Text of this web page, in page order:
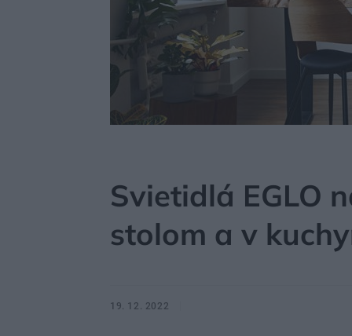
Svietidlá EGLO
stolom a v
19. 12. 2022